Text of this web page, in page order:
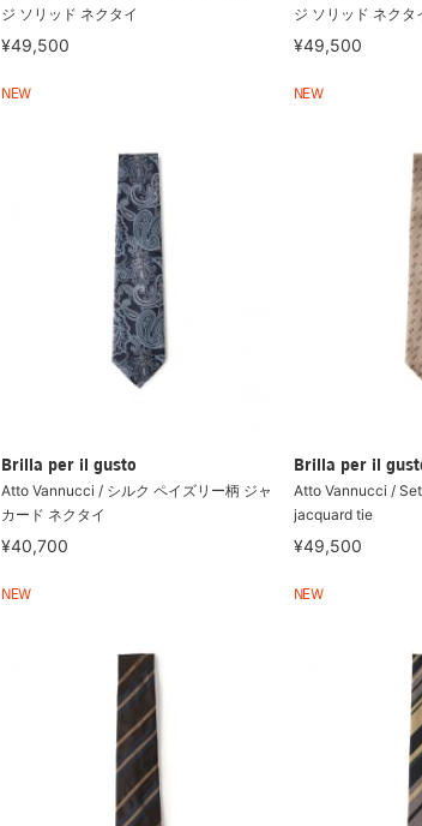
ジ ソリッド ネクタイ
¥49,500
ジ ソリッド ネクタ
¥49,500
NEW
Brilla per il gusto
Atto Vannucci / シルク ペイズリー柄 ジャ
カード ネクタイ
¥40,700
NEW
Brilla per il
Atto Vannucci /
jacquard tie
¥49,500
NEW NEW